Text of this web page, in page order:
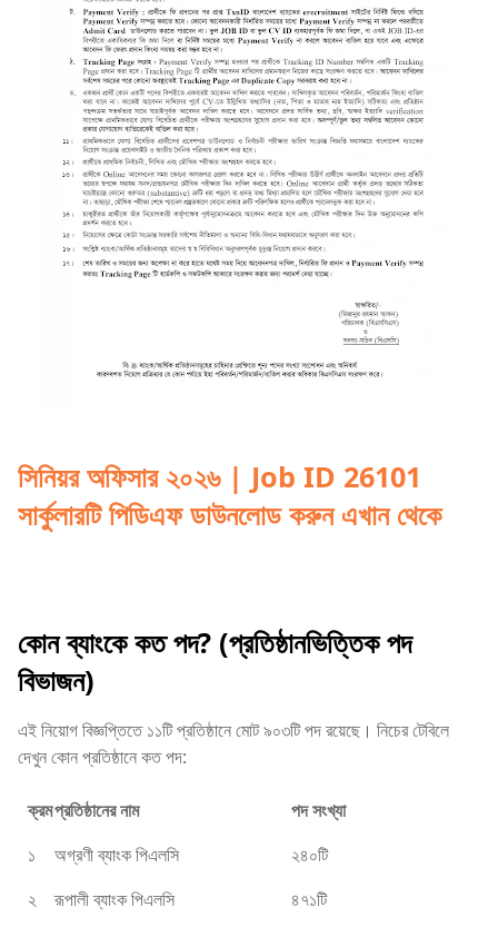
সিনিয়র অফিসার ২০২৬ | Job ID 26101
সার্কুলারটি পিডিএফ ডাউনলোড করুন এখান থেকে
কোন ব্যাংকে কত পদ? (প্রতিষ্ঠানভিত্তিক পদ
বিভাজন)
এই নিয়োগ বিজ্ঞপ্তিতে ১১টি প্রতিষ্ঠানে মোট ৯০৩টি পদ রয়েছে। নিচের টেবিলে
দেখুন কোন প্রতিষ্ঠানে কত পদ:
ক্রমপ্রতিষ্ঠানের নাম
পদ সংখ্যা
১
অগ্রণী ব্যাংক পিএলসি
২৪০টি
২
রূপালী ব্যাংক পিএলসি ৪৭১টি